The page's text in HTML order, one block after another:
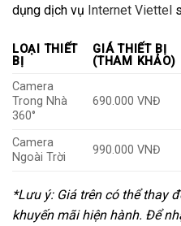
dụng dịch vụ Internet Viettel
LOẠI THIẾT
BỊ
GIÁ THIẾT BỊ
(THAM KHẢO)
Camera
Trong Nhà
360°
690.000 VNĐ
Camera
Ngoài Trời
990.000 VNĐ
*Lưu ý: Giá trên có thể thay
khuyến mãi hiện hành. Để